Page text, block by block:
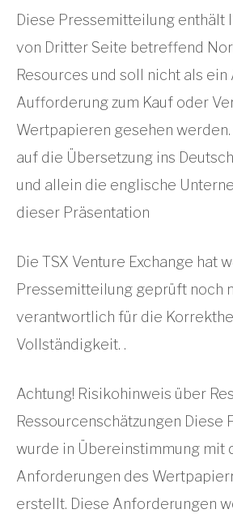
Diese Pressemitteilung enthält
von Dritter Seite betreffend
Resources und soll nicht als
Aufforderung zum Kauf oder
Wertpapieren gesehen werden.
auf die Übersetzung ins
und allein die englische
dieser Präsentation
Die TSX Venture Exchange hat
Pressemitteilung geprüft noch
verantwortlich für die
Vollständigkeit. .
Achtung! Risikohinweis über
Ressourcenschätzungen Diese
wurde in Übereinstimmung mit
Anforderungen des
erstellt. Diese Anforderungen